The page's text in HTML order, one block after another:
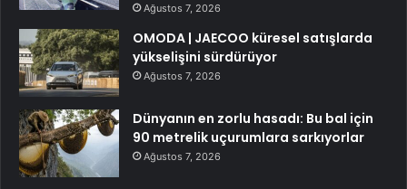
Ağustos 7, 2026
OMODA | JAECOO küresel satışlarda
yükselişini sürdürüyor
Ağustos 7, 2026
Dünyanın en zorlu hasadı: Bu bal için
90 metrelik uçurumlara sarkıyorlar
Ağustos 7, 2026